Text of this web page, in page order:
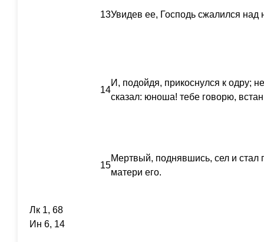
13Увидев ее, Господь сжалился над
14
И, подойдя, прикоснулся к одру;
сказал: юноша! тебе говорю,
15
Мертвый, поднявшись, сел и стал
матери его.
Лк 1, 68
Ин 6, 14